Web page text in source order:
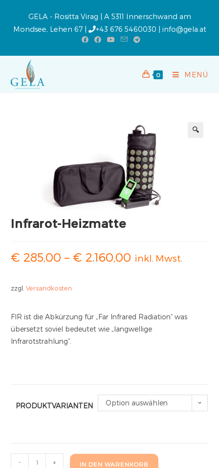
GELA - Rositta Virag | A 5311 Innerschwand am
Mondsee, Lehen 67 |
+43 676 5460030 | info@gela.at
0 MENÜ
Infrarot-Heizmatte
€ 285,00 – € 2.160,00 inkl. Mwst.
zzgl.Versandkosten
FIR ist die Abkürzung für „Far Infrared Radiation“ was
übersetzt soviel bedeutet wie „langwellige
Infrarotstrahlung“.
PRODUKTVARIANTEN Option auswählen
- + IN DEN WARENKORB